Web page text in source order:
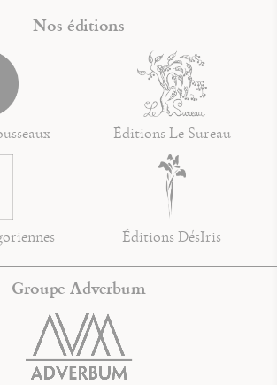
Nos éditions
Éditions Le Sureau
Éditions DésIris
Groupe Adverbum